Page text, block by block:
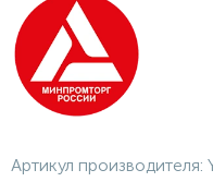
Артикул производителя: